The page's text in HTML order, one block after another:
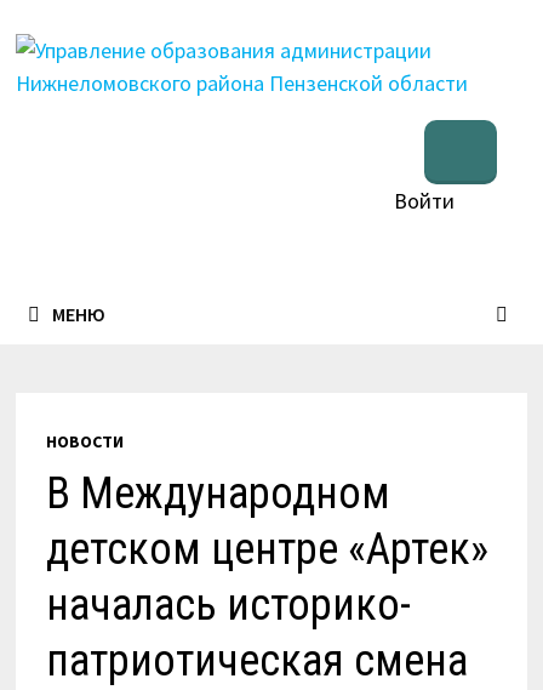
содержимому
Войти
МЕНЮ
НОВОСТИ
В Международном
детском центре «Артек»
началась историко-
патриотическая смена